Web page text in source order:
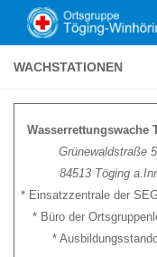
Zum Inhalt
WACHSTATIONEN
Wasserrettungswache
Grünewaldstraße
84513 Töging
* Einsatzzentrale der
* Büro der
*